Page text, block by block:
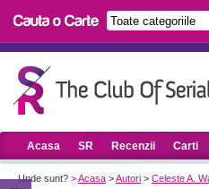
Acasa SR Recenzii Carti
Unde sunt? >Acasa >Autori > Celeste A.